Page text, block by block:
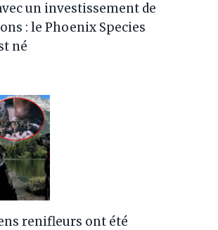
un investissement de
: le Phoenix Species
né
renifleurs ont été